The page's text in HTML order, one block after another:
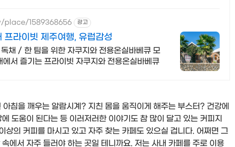
1589368656 광고
라이빗 제주여행, 유럽감성
채 / 한 팀을 위한 자쿠지와 전용온실바베큐 모
서 즐기는 프라이빗 자쿠지와 전용온실바베큐
침을 깨우는 알람시계? 지친 몸을 움직이게 해주는 부스터? 건강에
도움이 된다는 등 이러저러한 이야기도 참 많이 달고 있는 커피지
상의 커피를 마시고 있고 자주 찾는 카페도 있으실 겁니다. 어쩌면 그
에서 자주 들러야 하는 곳일 테니까요. 저는 사내 카페를 주로 이용